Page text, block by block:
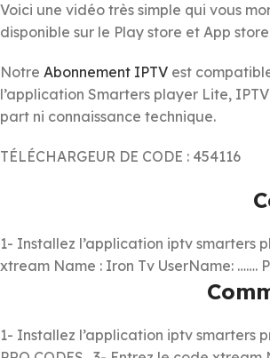
Voici une vidéo très simple qui vous
disponible sur le Play store et App
Notre Abonnement IPTV est
l’application Smarters player Lite,
part ni connaissance technique.
TÉLÉCHARGEUR DE CODE : 454116
1- Installez l’application iptv smarters
xtream Name : Iron Tv UserName: …….
1- Installez l’application iptv smarters